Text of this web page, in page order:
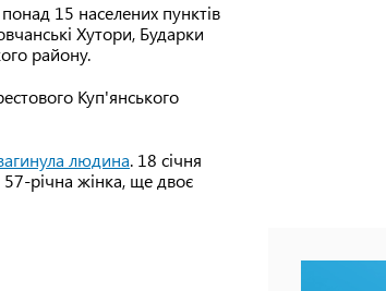
15 населених пунктів
Хутори, Бударки
району.
Куп'янського
людина. 18 січня
57-річна жінка, ще двоє